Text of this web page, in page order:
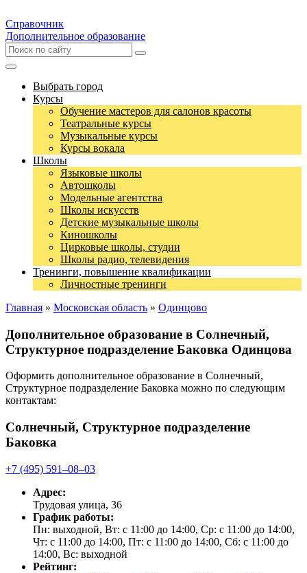
Справочник
Дополнительное образование
Выбрать город
Курсы
Обучение мастеров для салонов красоты
Театральные курсы
Музыкальные курсы
Курсы вокала
Школы
Языковые школы
Автошколы
Модельные агентства
Школы искусств
Детские музыкальные школы
Киношколы
Цирковые школы, студии
Школы радио, телевидения
Тренинги, повышение квалификации
Личностные тренинги
Главная » Московская область » Одинцово
Дополнительное образование в Солнечный,
Структурное подразделение Баковка Одинцова
Оформить дополнительное образование в Солнечный,
Структурное подразделение Баковка можно по следующим
контактам:
Солнечный, Структурное подразделение
Баковка
+7 (495) 591‒08‒03
Адрес:
Трудовая улица, 36
График работы:
Пн: выходной, Вт: с 11:00 до 14:00, Ср: с 11:00 до 14:00,
Чт: с 11:00 до 14:00, Пт: с 11:00 до 14:00, Сб: с 11:00 до
14:00, Вс: выходной
Рейтинг: